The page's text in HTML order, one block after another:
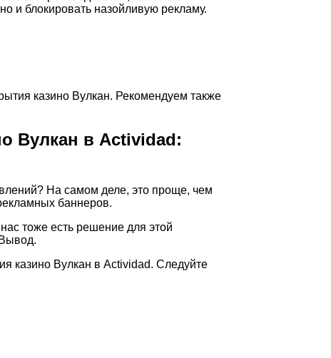
и блокировать назойливую рекламу.
казино Вулкан. Рекомендуем также
Вулкан в Actividad:
На самом деле, это проще, чем
баннеров.
тоже есть решение для этой
казино Вулкан в Actividad. Следуйте